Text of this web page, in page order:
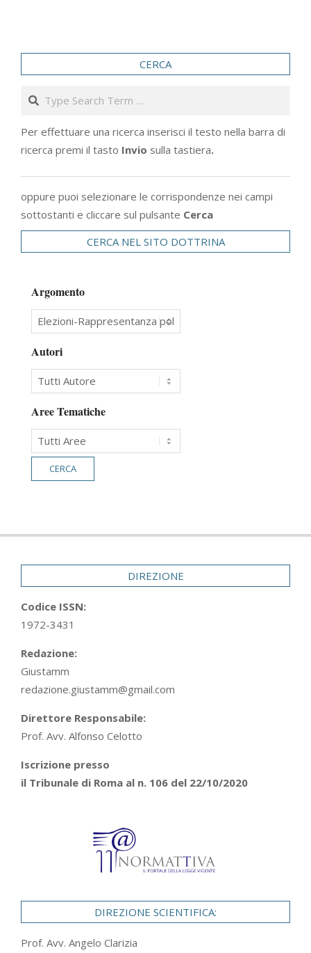
CERCA
Search
Per effettuare una ricerca inserisci il testo nella barra di
ricerca premi il tasto Invio sulla tastiera.
oppure puoi selezionare le corrispondenze nei campi
sottostanti e cliccare sul pulsante Cerca
CERCA NEL SITO DOTTRINA
Argomento
Autori
Aree Tematiche
DIREZIONE
Codice ISSN:
1972-3431
Redazione:
Giustamm
redazione.giustamm@gmail.com
Direttore Responsabile:
Prof. Avv. Alfonso Celotto
Iscrizione presso
il Tribunale di Roma al n. 106 del 22/10/2020
DIREZIONE SCIENTIFICA:
Prof. Avv. Angelo Clarizia